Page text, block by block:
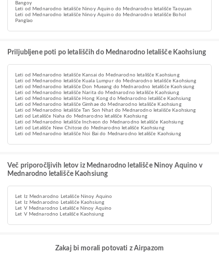
Bangoy
Leti od Mednarodno letališče Ninoy Aquino do Mednarodno letališče Taoyuan
Leti od Mednarodno letališče Ninoy Aquino do Mednarodno letališče Bohol
Panglao
Priljubljene poti po letališčih do Mednarodno letališče Kaohsiung
Leti od Mednarodno letališče Kansai do Mednarodno letališče Kaohsiung
Leti od Mednarodno letališče Kuala Lumpur do Mednarodno letališče Kaohsiung
Leti od Mednarodno letališče Don Mueang do Mednarodno letališče Kaohsiung
Leti od Mednarodno letališče Narita do Mednarodno letališče Kaohsiung
Leti od Mednarodno letališče Hong Kong do Mednarodno letališče Kaohsiung
Leti od Mednarodno letališče Gimhae do Mednarodno letališče Kaohsiung
Leti od Mednarodno letališče Tan Son Nhat do Mednarodno letališče Kaohsiung
Leti od Letališče Naha do Mednarodno letališče Kaohsiung
Leti od Mednarodno letališče Incheon do Mednarodno letališče Kaohsiung
Leti od Letališče New Chitose do Mednarodno letališče Kaohsiung
Leti od Mednarodno letališče Noi Bai do Mednarodno letališče Kaohsiung
Več priporočljivih letov iz Mednarodno letališče Ninoy Aquino v
Mednarodno letališče Kaohsiung
Let Iz Mednarodno Letališče Ninoy Aquino
Let Iz Mednarodno Letališče Kaohsiung
Let V Mednarodno Letališče Ninoy Aquino
Let V Mednarodno Letališče Kaohsiung
Zakaj bi morali potovati z Airpazom